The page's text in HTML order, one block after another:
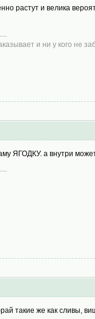
растут и велика
и ни у кого не
ЯГОДКУ. а внутри
такие же как сливы,